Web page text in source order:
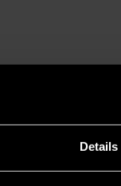
Details